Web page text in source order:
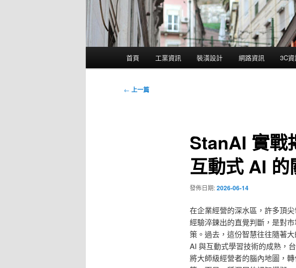
首頁 工業資訊 裝潢設計 網路資訊 3C
文
← 上一篇
StanAI 實戰
互動式 AI
發佈日期:2026-06-14
在企業經營的深水區，許多頂
經驗淬鍊出的直覺判斷，是對
策。過去，這份智慧往往隨著
AI 與互動式學習技術的成熟，
將大師級經營者的腦內地圖，